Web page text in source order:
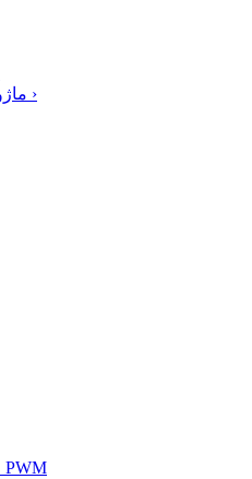
›
ماژول درایو موتور و PWM